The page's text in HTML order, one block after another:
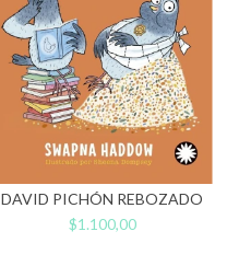
DAVID PICHÓN REBOZADO
$1.100,00